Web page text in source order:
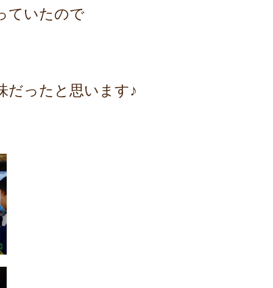
ていたので
だったと思います♪